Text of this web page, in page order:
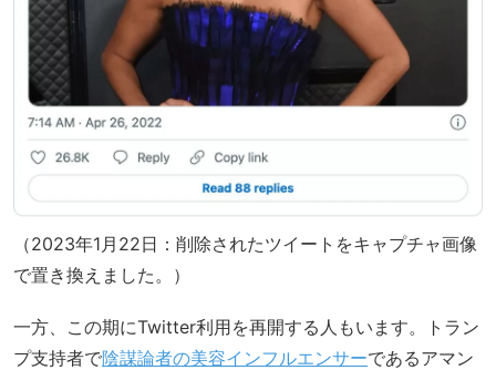
（2023年1月22日：削除されたツイートをキャプチャ画像
で置き換えました。）
一方、この期にTwitter利用を再開する人もいます。トラン
プ支持者で陰謀論者の美容インフルエンサーであるアマン